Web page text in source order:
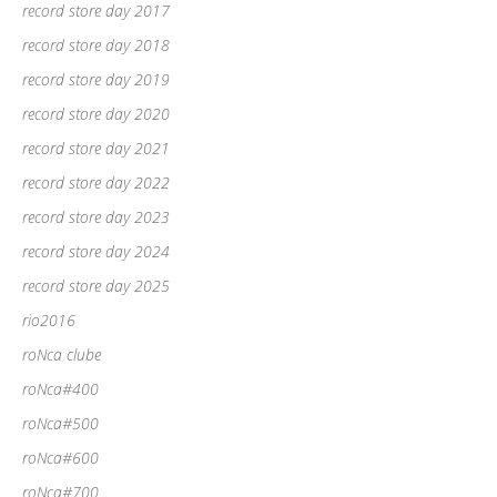
record store day 2017
record store day 2018
record store day 2019
record store day 2020
record store day 2021
record store day 2022
record store day 2023
record store day 2024
record store day 2025
rio2016
roNca clube
roNca#400
roNca#500
roNca#600
roNca#700